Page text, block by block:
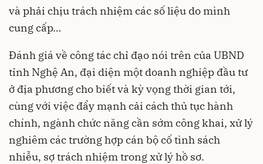
và phải chịu trách nhiệm các số liệu do mình
cung cấp…
Đánh giá về công tác chỉ đạo nói trên của UBND
tỉnh Nghệ An, đại diện một doanh nghiệp đầu tư
ở địa phương cho biết và kỳ vọng thời gian tới,
cùng với việc đẩy mạnh cải cách thủ tục hành
chính, ngành chức năng cần sớm công khai, xử lý
nghiêm các trường hợp cán bộ cố tình sách
nhiễu, sợ trách nhiệm trong xử lý hồ sơ.